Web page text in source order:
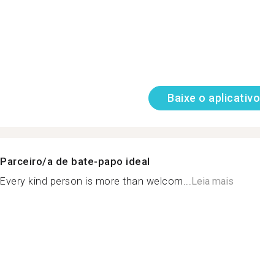
Baixe o aplicativo
Parceiro/a de bate-papo ideal
Every kind person is more than welcom...Leia mais